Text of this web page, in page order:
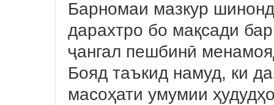
Барномаи мазкур
дарахтро бо мақсади
ҷангал пешбинӣ
Бояд таъкид намуд, ки
масоҳати умумии